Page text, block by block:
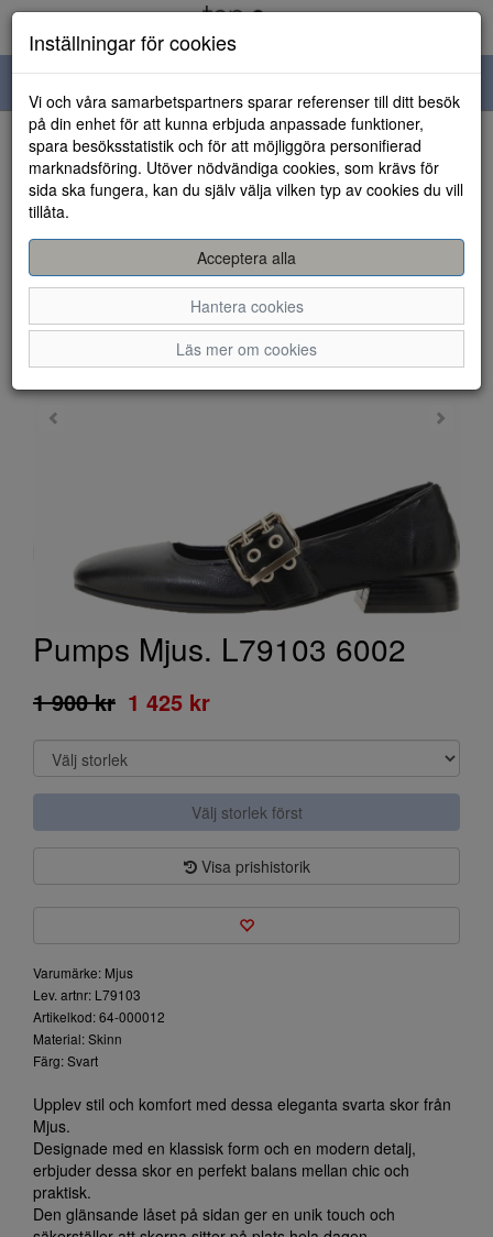
navigation
HEM
Pumps Mjus. L79103 6002
1 900 kr 1 425 kr
Välj storlek först
Visa prishistorik
Varumärke: Mjus
Lev. artnr: L79103
Artikelkod: 64-000012
Material: Skinn
Färg: Svart
Upplev stil och komfort med dessa eleganta svarta skor från
Mjus.
Designade med en klassisk form och en modern detalj,
erbjuder dessa skor en perfekt balans mellan chic och
praktisk.
Den glänsande låset på sidan ger en unik touch och
Inställningar för cookies
Vi och våra samarbetspartners sparar referenser till ditt besök
på din enhet för att kunna erbjuda anpassade funktioner,
spara besöksstatistik och för att möjliggöra personifierad
marknadsföring. Utöver nödvändiga cookies, som krävs för
sida ska fungera, kan du själv välja vilken typ av cookies du vill
tillåta.
Acceptera alla
Hantera cookies
Läs mer om cookies